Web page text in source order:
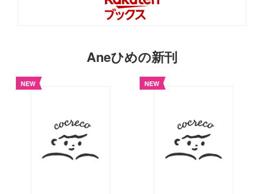
Aneひめの新刊
NEW NEW